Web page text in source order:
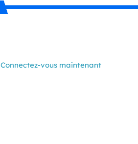
Connectez-vous maintenant